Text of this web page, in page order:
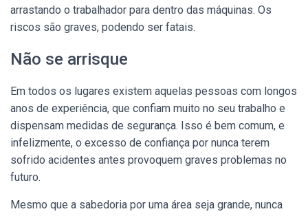
arrastando o trabalhador para dentro das máquinas. Os
riscos são graves, podendo ser fatais.
Não se arrisque
Em todos os lugares existem aquelas pessoas com longos
anos de experiência, que confiam muito no seu trabalho e
dispensam medidas de segurança. Isso é bem comum, e
infelizmente, o excesso de confiança por nunca terem
sofrido acidentes antes provoquem graves problemas no
futuro.
Mesmo que a sabedoria por uma área seja grande, nunca